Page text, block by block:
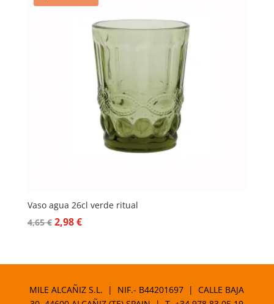
4,95 €.3,46 €.
Vaso agua 26cl verde ritual
4,65€ El
4,65 €.
2,98€El
2,98 €.
MILE ALCAÑIZ S.L. | NIF.- B44201697 | CALLE BAJA